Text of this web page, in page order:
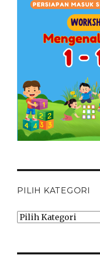
PILIH KATEGORI
Pilih